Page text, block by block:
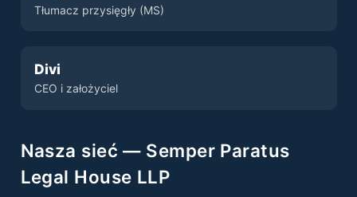
Tłumacz przysięgły (MS)
Divi
CEO i założyciel
Nasza sieć — Semper Paratus
Legal House LLP